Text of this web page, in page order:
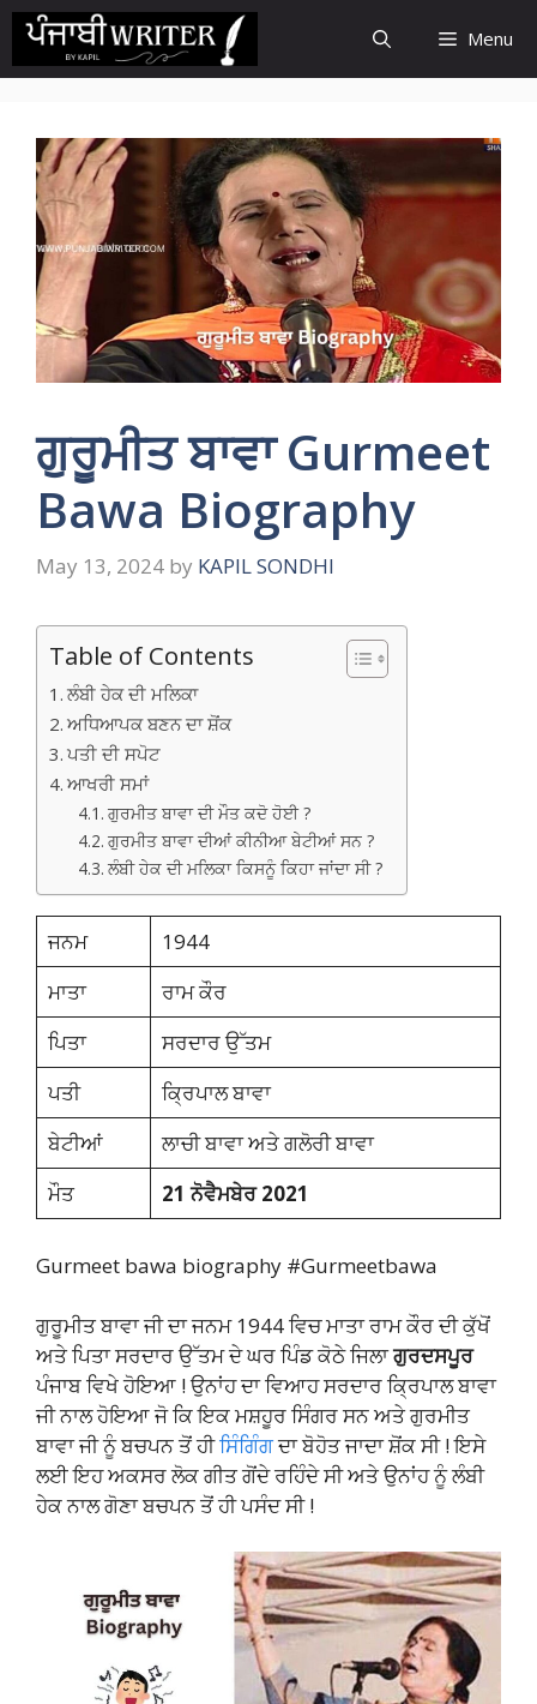
Skip
content
Menu
ਗੁਰੂਮੀਤ ਬਾਵਾ Gurmeet
Bawa Biography
May 13, 2024 by KAPIL SONDHI
Table of Contents
ਲੰਬੀ ਹੇਕ ਦੀ ਮਲਿਕਾ
ਅਧਿਆਪਕ ਬਣਨ ਦਾ ਸ਼ੋਂਕ
ਪਤੀ ਦੀ ਸਪੋਟ
ਆਖਰੀ ਸਮਾਂ
ਗੁਰਮੀਤ ਬਾਵਾ ਦੀ ਮੌਤ ਕਦੋ ਹੋਈ ?
ਗੁਰਮੀਤ ਬਾਵਾ ਦੀਆਂ ਕੀਨੀਆ ਬੇਟੀਆਂ ਸਨ ?
ਲੰਬੀ ਹੇਕ ਦੀ ਮਲਿਕਾ ਕਿਸਨੂੰ ਕਿਹਾ ਜਾਂਦਾ ਸੀ ?
ਜਨਮ
1944
ਮਾਤਾ
ਰਾਮ ਕੌਰ
ਪਿਤਾ
ਸਰਦਾਰ ਉੱਤਮ
ਪਤੀ
ਕ੍ਰਿਪਾਲ ਬਾਵਾ
ਬੇਟੀਆਂ
ਲਾਚੀ ਬਾਵਾ ਅਤੇ ਗਲੋਰੀ ਬਾਵਾ
ਮੌਤ
21 ਨੋਵੈਮਬੇਰ 2021
Gurmeet bawa biography #Gurmeetbawa
ਗੁਰੂਮੀਤ ਬਾਵਾ ਜੀ ਦਾ ਜਨਮ 1944 ਵਿਚ ਮਾਤਾ ਰਾਮ ਕੌਰ ਦੀ ਕੁੱਖੋਂ
ਅਤੇ ਪਿਤਾ ਸਰਦਾਰ ਉੱਤਮ ਦੇ ਘਰ ਪਿੰਡ ਕੋਠੇ ਜਿਲਾਗੁਰਦਸਪੂਰ
ਪੰਜਾਬ ਵਿਖੇ ਹੋਇਆ ! ਉਨਾਂਹ ਦਾ ਵਿਆਹ ਸਰਦਾਰ ਕ੍ਰਿਪਾਲ ਬਾਵਾ
ਜੀ ਨਾਲ ਹੋਇਆ ਜੋ ਕਿ ਇਕ ਮਸ਼ਹੂਰ ਸਿੰਗਰ ਸਨ ਅਤੇ ਗੁਰਮੀਤ
ਬਾਵਾ ਜੀ ਨੂੰ ਬਚਪਨ ਤੋਂ ਹੀਸਿੰਗਿੰਗਦਾ ਬੋਹੋਤ ਜਾਦਾ ਸ਼ੋਂਕ ਸੀ ! ਇਸੇ
ਲਈ ਇਹ ਅਕਸਰ ਲੋਕ ਗੀਤ ਗੋਂਦੇ ਰਹਿੰਦੇ ਸੀ ਅਤੇ ਉਨਾਂਹ ਨੂੰ ਲੰਬੀ
ਹੇਕ ਨਾਲ ਗੋਣਾ ਬਚਪਨ ਤੋਂ ਹੀ ਪਸੰਦ ਸੀ !